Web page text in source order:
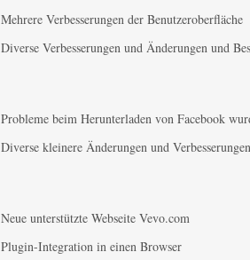
Mehrere Verbesserungen der Benutzeroberfläche
Diverse Verbesserungen und Änderungen und
Probleme beim Herunterladen von Facebook
Diverse kleinere Änderungen und Verbesserungen
Neue unterstützte Webseite Vevo.com
Plugin-Integration in einen Browser